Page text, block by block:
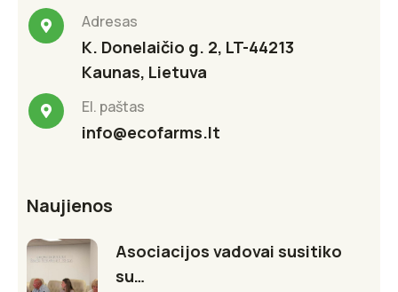
Adresas
K. Donelaičio g. 2, LT-44213
Kaunas, Lietuva
El. paštas
info@ecofarms.lt
Naujienos
Asociacijos vadovai susitiko
su…